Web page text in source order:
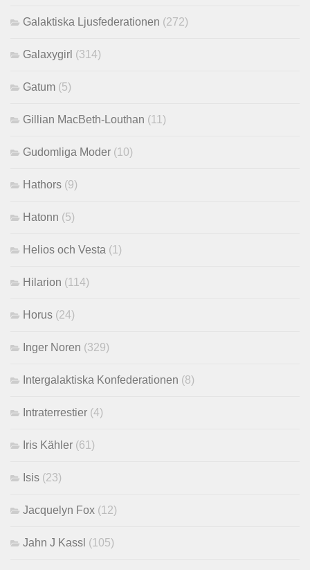
Galaktiska Ljusfederationen (272)
Galaxygirl (314)
Gatum (5)
Gillian MacBeth-Louthan (11)
Gudomliga Moder (10)
Hathors (9)
Hatonn (5)
Helios och Vesta (1)
Hilarion (114)
Horus (24)
Inger Noren (329)
Intergalaktiska Konfederationen (8)
Intraterrestier (4)
Iris Kähler (61)
Isis (23)
Jacquelyn Fox (12)
Jahn J Kassl (105)